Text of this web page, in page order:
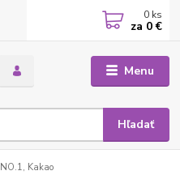
Menu
Hľadať
0 ks
za 0 €
NO.1, Kakao